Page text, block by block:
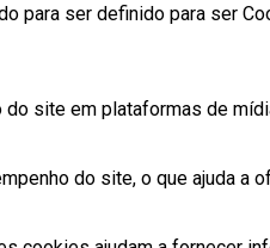
para ser definido para ser
site em plataformas de
do site, o que ajuda a